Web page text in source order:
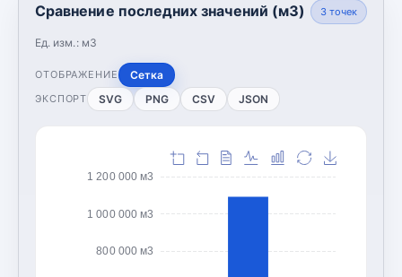
Сравнение последних значений (м3)
Ед. изм.: м3
3точек
ОТОБРАЖЕНИЕ Сетка
ЭКСПОРТ SVG PNG CSV JSON
800 000 м3
1 000 000 м3
1 200 000 м3